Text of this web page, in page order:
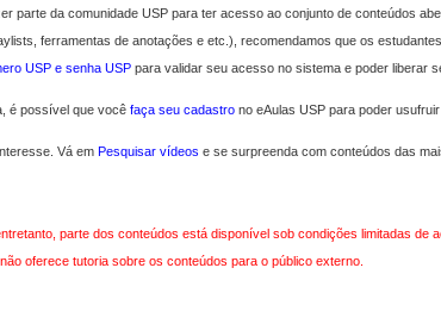
parte da comunidade USP para ter acesso ao conjunto de conteúdos
ferramentas de anotações e etc.), recomendamos que os
USP e senha USP para validar seu acesso no sistema e poder liberar
é possível que você faça seu cadastro no eAulas USP para poder
Vá em Pesquisar vídeos e se surpreenda com conteúdos das
parte dos conteúdos está disponível sob condições limitadas de
oferece tutoria sobre os conteúdos para o público externo.